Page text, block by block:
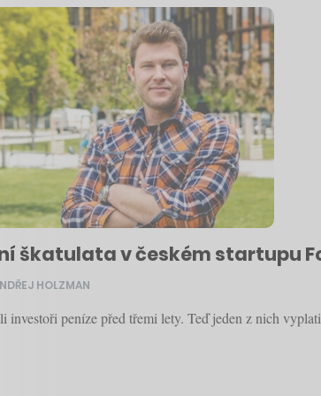
škatulata v českém startupu
HOLZMAN
investoři peníze před třemi lety. Teď jeden z nich